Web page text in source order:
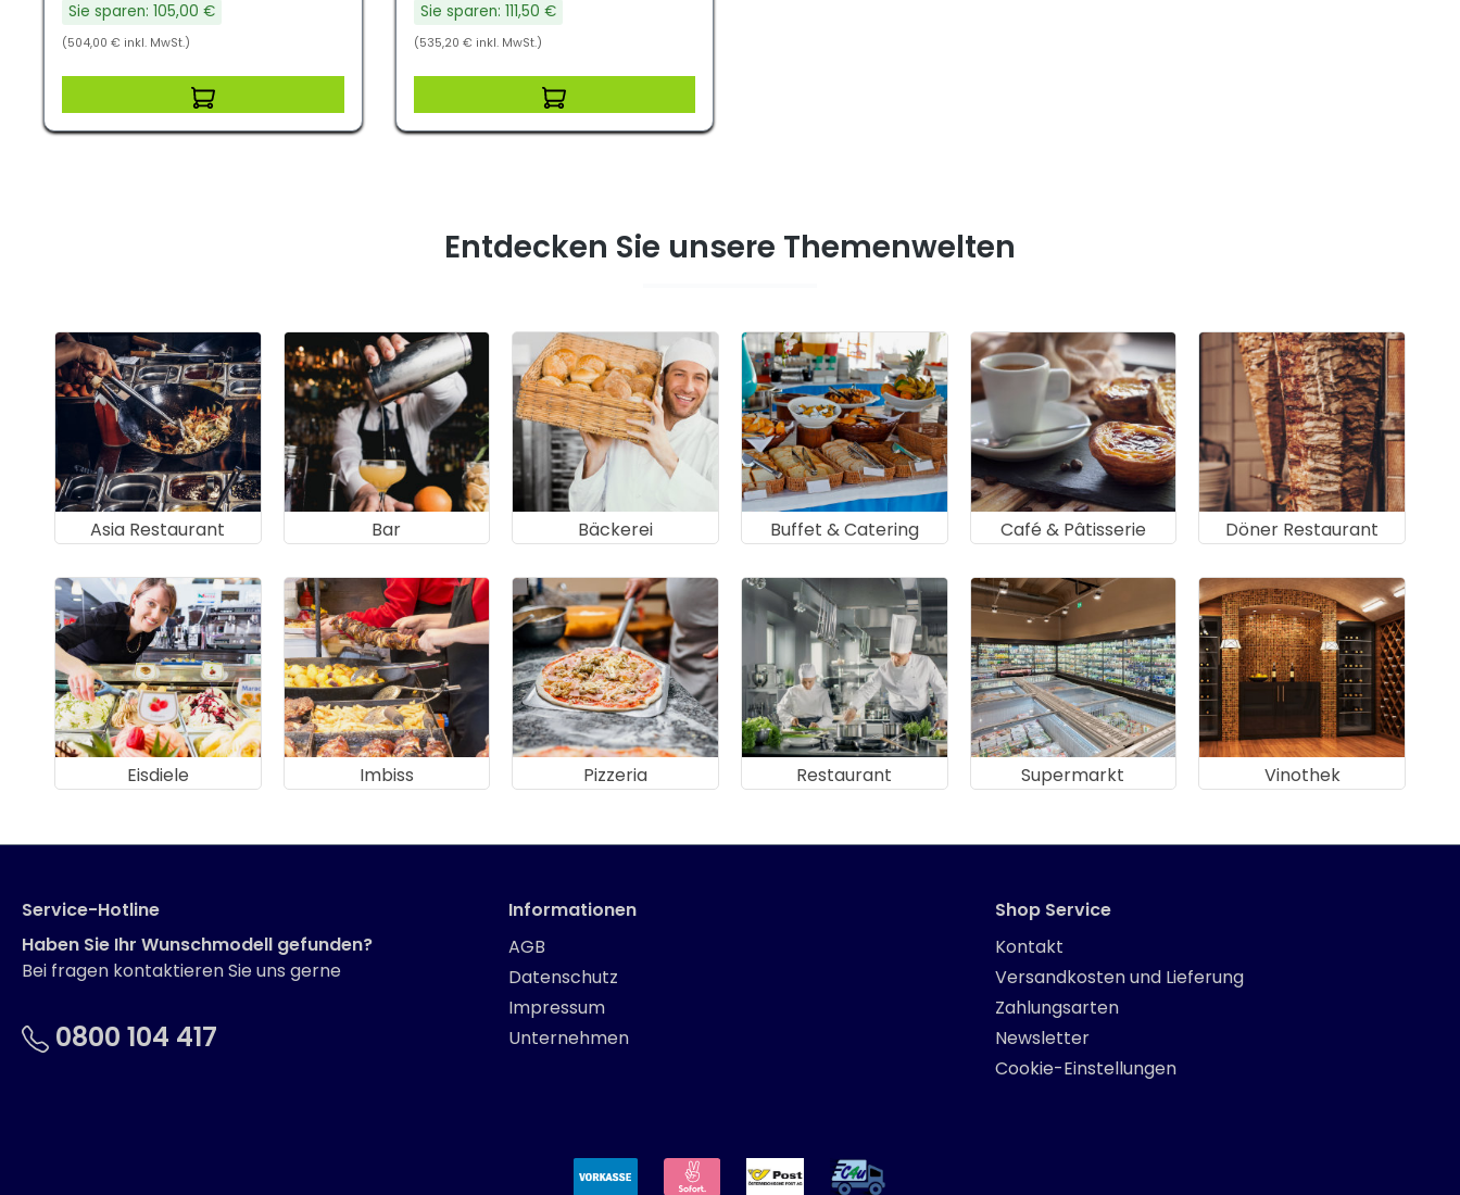
Sie sparen: 105,00 €
(504,00 € inkl. MwSt.)
Sie sparen: 111,50 €
(535,20 € inkl. MwSt.)
Entdecken Sie unsere Themenwelten
Asia Restaurant Bar Bäckerei Buffet & Catering Café & Pâtisserie Döner Restaurant
Eisdiele Imbiss Pizzeria Restaurant Supermarkt Vinothek
Service-Hotline
Haben Sie Ihr Wunschmodell gefunden?
Bei fragen kontaktieren Sie uns gerne
0800 104 417
Informationen
AGB
Datenschutz
Impressum
Unternehmen
Shop Service
Kontakt
Versandkosten und Lieferung
Zahlungsarten
Newsletter
Cookie-Einstellungen